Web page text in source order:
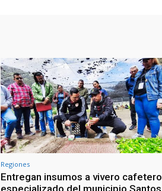
Regiones
Entregan insumos a vivero cafetero